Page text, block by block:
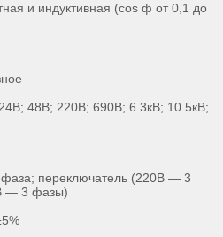
и индуктивная (cos ф от 0,1 до
48В; 220В; 690В; 6.3кВ; 10.5кВ;
переключатель (220В — 3
— 3 фазы)